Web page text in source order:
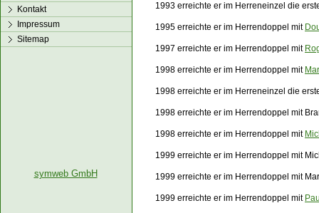
1993 erreichte er im Herreneinzel die
1995 erreichte er im Herrendoppel mit
1997 erreichte er im Herrendoppel mit
1998 erreichte er im Herrendoppel mit
1998 erreichte er im Herreneinzel die
1998 erreichte er im Herrendoppel mit
1998 erreichte er im Herrendoppel mit
1999 erreichte er im Herrendoppel mit
1999 erreichte er im Herrendoppel mit
1999 erreichte er im Herrendoppel mit
Kontakt
Impressum
Sitemap
symweb GmbH